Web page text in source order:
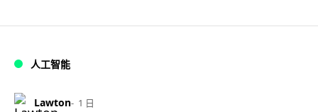
人工智能
Lawton 1 日